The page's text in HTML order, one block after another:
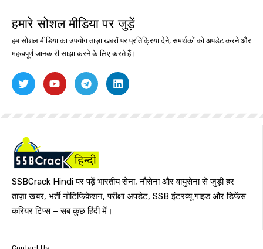
हमारे सोशल मीडिया पर जुड़ें
हम सोशल मीडिया का उपयोग ताज़ा खबरों पर प्रतिक्रिया देने, समर्थकों को अपडेट करने और
महत्वपूर्ण जानकारी साझा करने के लिए करते हैं।
SSBCrack Hindi पर पढ़ें भारतीय सेना, नौसेना और वायुसेना से जुड़ी हर
ताज़ा खबर, भर्ती नोटिफिकेशन, परीक्षा अपडेट, SSB इंटरव्यू गाइड और डिफेंस
करियर टिप्स – सब कुछ हिंदी में।